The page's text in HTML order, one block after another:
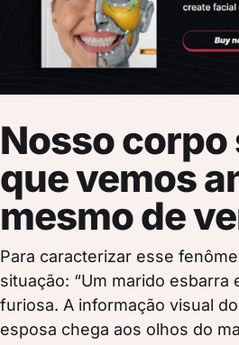
Nosso corpo
que vemos
mesmo de
Para caracterizar esse
situação: “Um marido esbarra
furiosa. A informação visual
esposa chega aos olhos do